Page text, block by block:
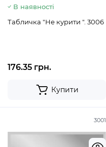
В наявності
Табличка "Не курити ". 3006
176.35 грн.
Купити
3001